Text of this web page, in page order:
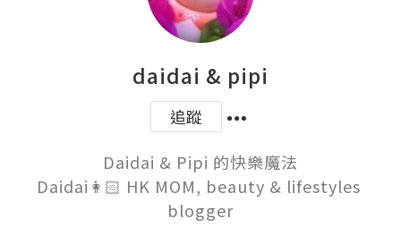
daidai & pipi
追蹤
Daidai & Pipi 的快樂魔法
Daidai👩🏻 HK MOM, beauty & lifestyles
blogger